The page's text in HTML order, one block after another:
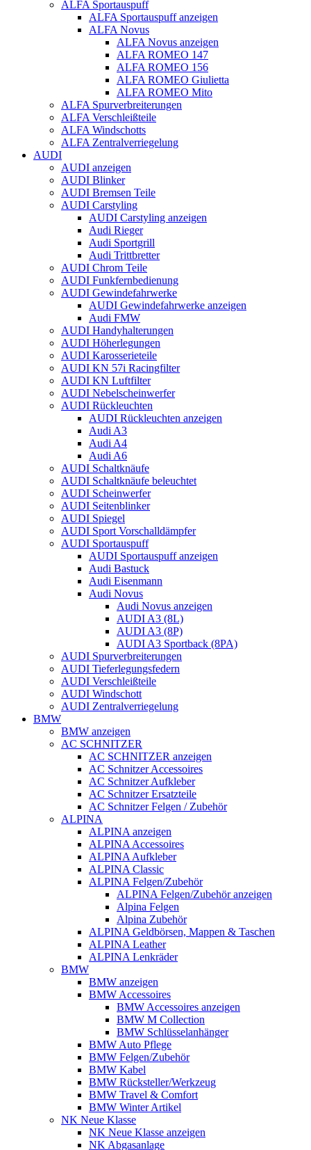
ALFA Sportauspuff
ALFA Sportauspuff anzeigen
ALFA Novus
ALFA Novus anzeigen
ALFA ROMEO 147
ALFA ROMEO 156
ALFA ROMEO Giulietta
ALFA ROMEO Mito
ALFA Spurverbreiterungen
ALFA Verschleißteile
ALFA Windschotts
ALFA Zentralverriegelung
AUDI
AUDI anzeigen
AUDI Blinker
AUDI Bremsen Teile
AUDI Carstyling
AUDI Carstyling anzeigen
Audi Rieger
Audi Sportgrill
Audi Trittbretter
AUDI Chrom Teile
AUDI Funkfernbedienung
AUDI Gewindefahrwerke
AUDI Gewindefahrwerke anzeigen
Audi FMW
AUDI Handyhalterungen
AUDI Höherlegungen
AUDI Karosserieteile
AUDI KN 57i Racingfilter
AUDI KN Luftfilter
AUDI Nebelscheinwerfer
AUDI Rückleuchten
AUDI Rückleuchten anzeigen
Audi A3
Audi A4
Audi A6
AUDI Schaltknäufe
AUDI Schaltknäufe beleuchtet
AUDI Scheinwerfer
AUDI Seitenblinker
AUDI Spiegel
AUDI Sport Vorschalldämpfer
AUDI Sportauspuff
AUDI Sportauspuff anzeigen
Audi Bastuck
Audi Eisenmann
Audi Novus
Audi Novus anzeigen
AUDI A3 (8L)
AUDI A3 (8P)
AUDI A3 Sportback (8PA)
AUDI Spurverbreiterungen
AUDI Tieferlegungsfedern
AUDI Verschleißteile
AUDI Windschott
AUDI Zentralverriegelung
BMW
BMW anzeigen
AC SCHNITZER
AC SCHNITZER anzeigen
AC Schnitzer Accessoires
AC Schnitzer Aufkleber
AC Schnitzer Ersatzteile
AC Schnitzer Felgen / Zubehör
ALPINA
ALPINA anzeigen
ALPINA Accessoires
ALPINA Aufkleber
ALPINA Classic
ALPINA Felgen/Zubehör
ALPINA Felgen/Zubehör anzeigen
Alpina Felgen
Alpina Zubehör
ALPINA Geldbörsen, Mappen & Taschen
ALPINA Leather
ALPINA Lenkräder
BMW
BMW anzeigen
BMW Accessoires
BMW Accessoires anzeigen
BMW M Collection
BMW Schlüsselanhänger
BMW Auto Pflege
BMW Felgen/Zubehör
BMW Kabel
BMW Rücksteller/Werkzeug
BMW Travel & Comfort
BMW Winter Artikel
NK Neue Klasse
NK Neue Klasse anzeigen
NK Abgasanlage